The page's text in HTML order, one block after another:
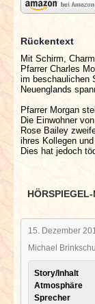
Rückentext
Mit Schirm,
Pfarrer Charles
im beschaulichen
Neuenglands
Pfarrer Morgan
Die Einwohner
Rose Bailey
ihres Kollegen
Dies hat jedoch
15. Dezember
Michael
Story/Inhalt
Atmosphäre
Sprecher